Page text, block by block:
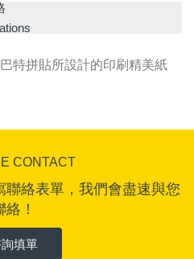
特拼貼所設計的印刷精美紙
CONTACT
絡表單，我們會盡速與您
絡！
填單